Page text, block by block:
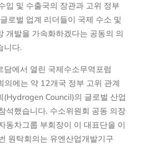
입 및 수출국의 장관과 고위 정부
로벌 업계 리더들이 국제 수소 및
개발을 가속화하겠다는 공동의 의
니다.
담에서 열린 국제수소무역포럼
의에는 약 12개국 정부 고위 관계
(Hydrogen Council)의 글로벌 산업
석했습니다. 수소위원회 공동 의장
동차그룹 부회장이 이 대표단을 이
원탁회의는 유엔산업개발기구